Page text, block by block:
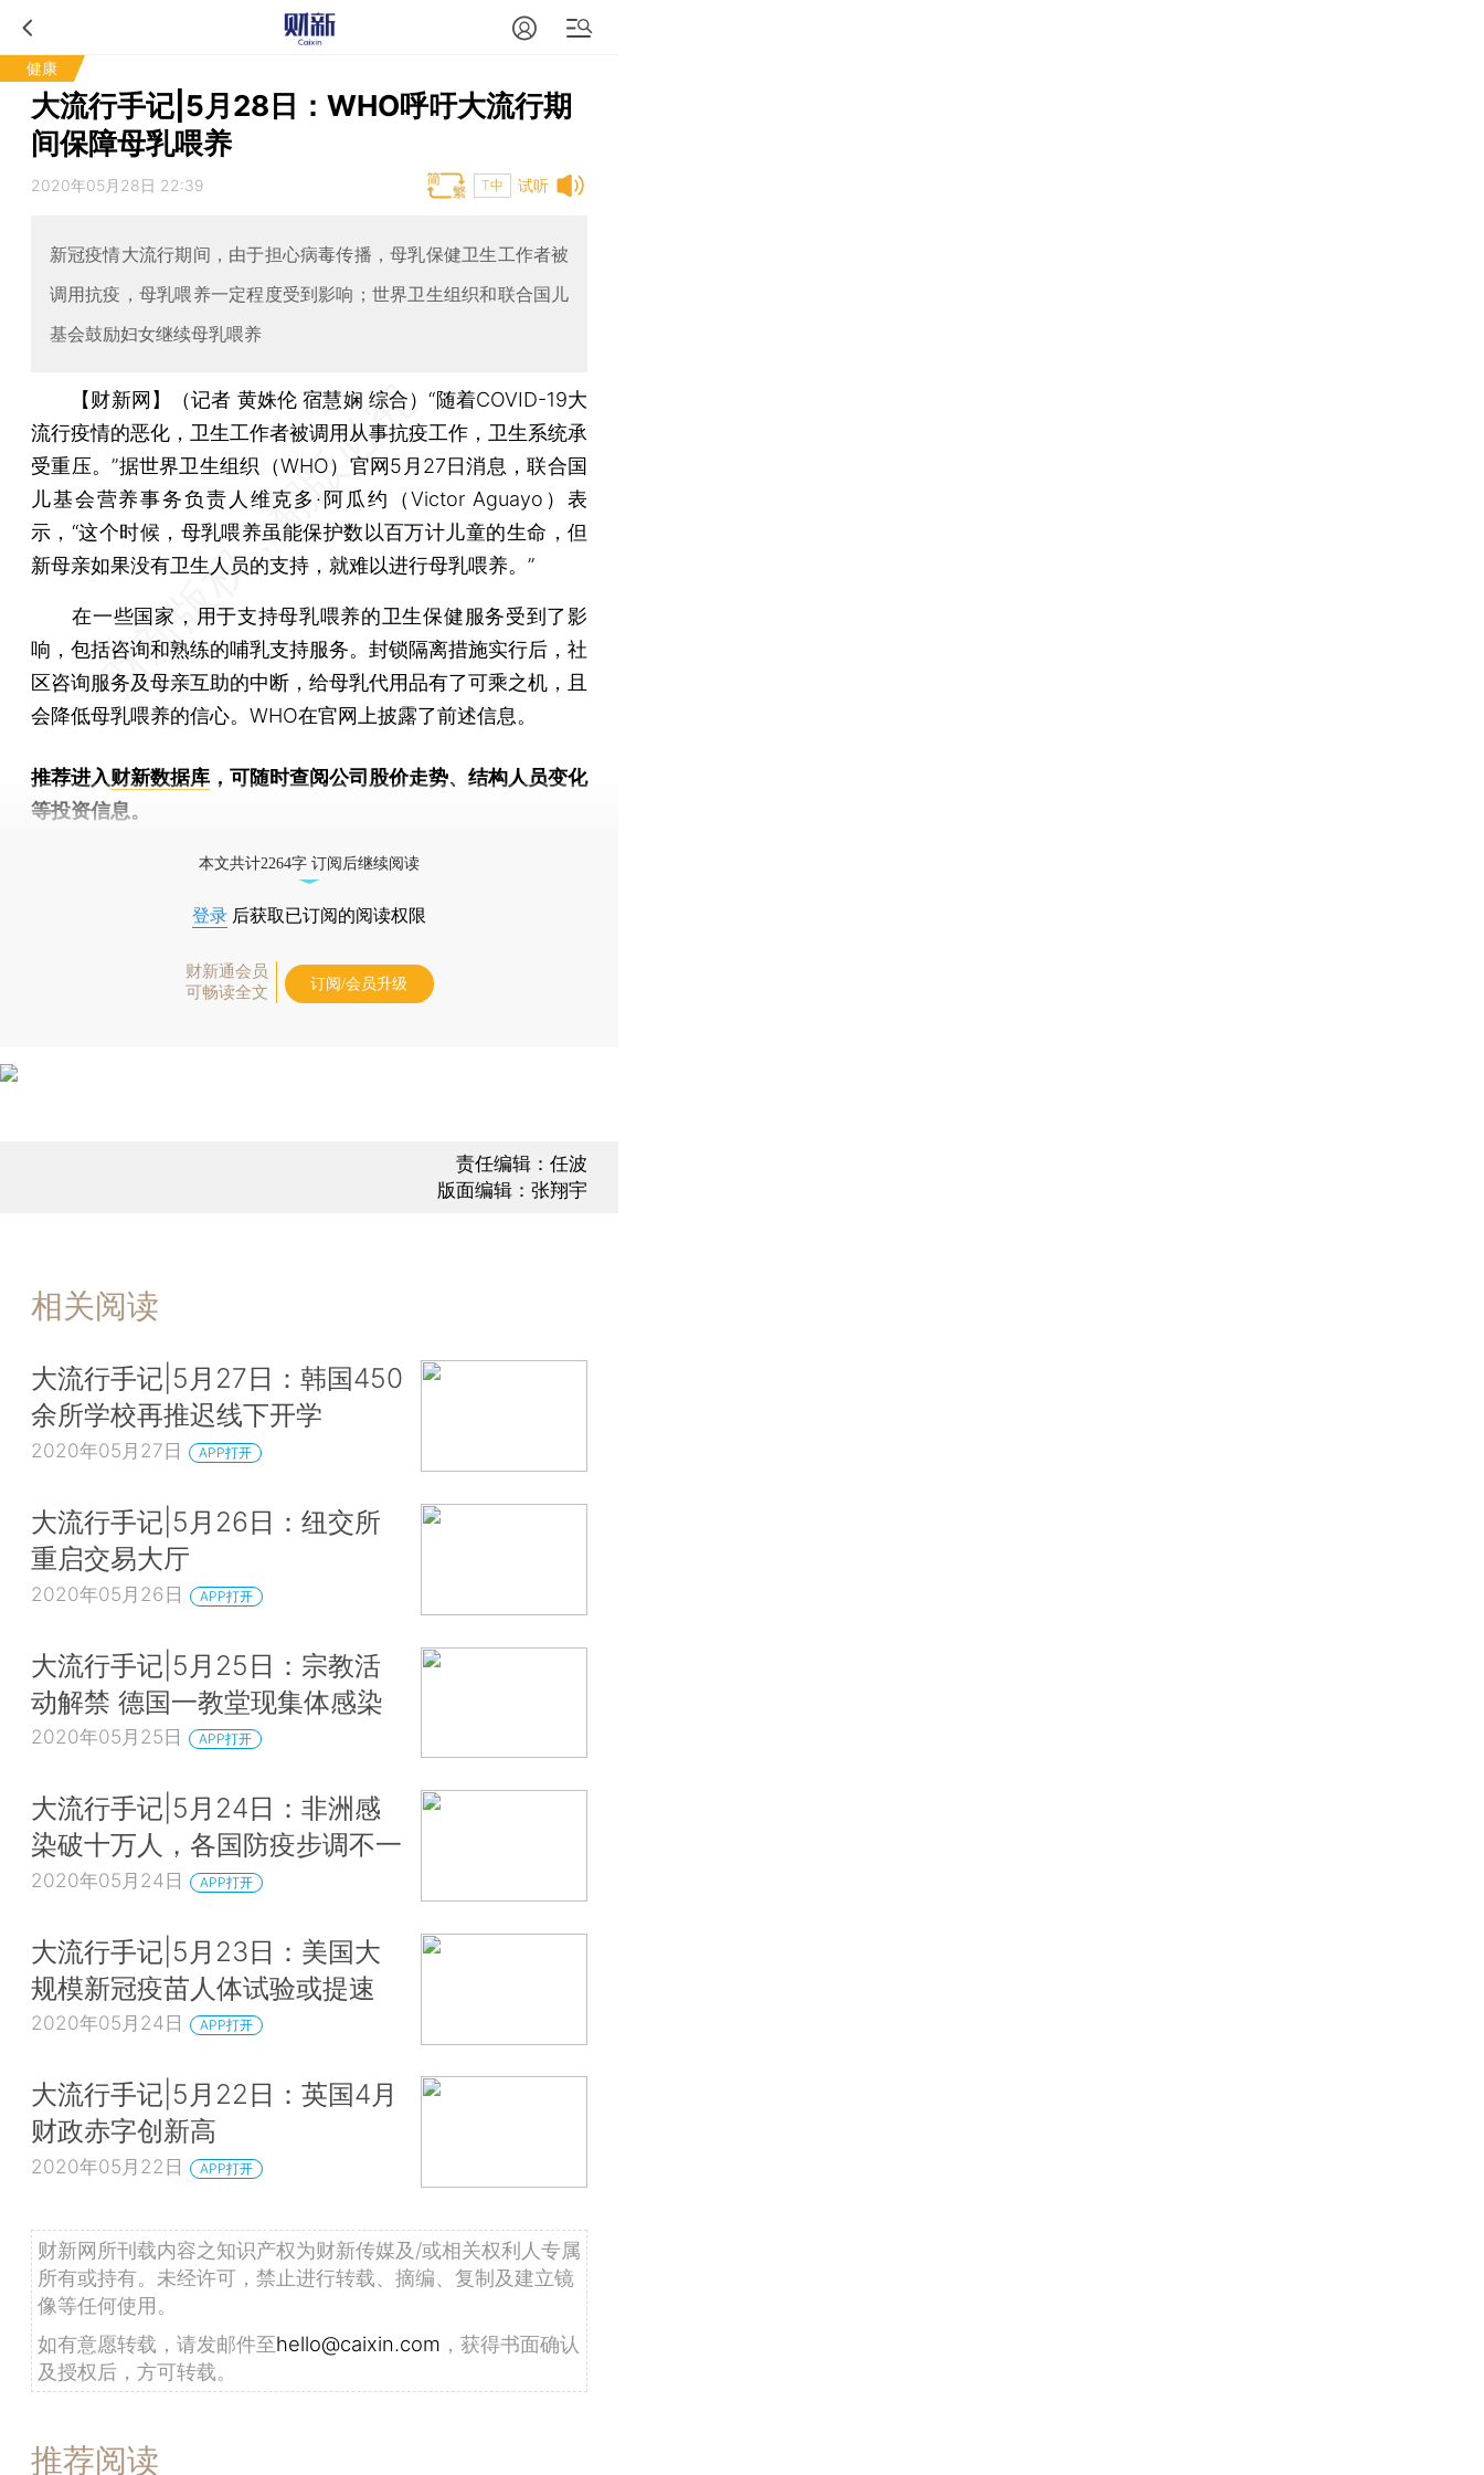
健康
大流行手记|5月28日：WHO呼吁大流行期
间保障母乳喂养
试听
2020年05月28日 22:39 T中
新冠疫情大流行期间，由于担心病毒传播，母乳保健卫生工作者被
调用抗疫，母乳喂养一定程度受到影响；世界卫生组织和联合国儿
基会鼓励妇女继续母乳喂养
【财新网】（记者 黄姝伦 宿慧娴 综合）“随着COVID-19大
流行疫情的恶化，卫生工作者被调用从事抗疫工作，卫生系统承
受重压。”据世界卫生组织（WHO）官网5月27日消息，联合国
儿基会营养事务负责人维克多·阿瓜约（Victor Aguayo）表
示，“这个时候，母乳喂养虽能保护数以百万计儿童的生命，但
新母亲如果没有卫生人员的支持，就难以进行母乳喂养。”
在一些国家，用于支持母乳喂养的卫生保健服务受到了影
响，包括咨询和熟练的哺乳支持服务。封锁隔离措施实行后，社
区咨询服务及母亲互助的中断，给母乳代用品有了可乘之机，且
会降低母乳喂养的信心。WHO在官网上披露了前述信息。
推荐进入财新数据库 ，可随时查阅公司股价走势、结构人员变化
等投资信息。
本文共计2264字 订阅后继续阅读
登录 后获取已订阅的阅读权限
财新通会员
可畅读全文
订阅/会员升级
责任编辑：任波
版面编辑：张翔宇
相关阅读
大流行手记|5月27日：韩国450
余所学校再推迟线下开学
2020年05月27日 APP打开
大流行手记|5月26日：纽交所
重启交易大厅
2020年05月26日 APP打开
大流行手记|5月25日：宗教活
动解禁 德国一教堂现集体感染
2020年05月25日 APP打开
大流行手记|5月24日：非洲感
染破十万人，各国防疫步调不一
2020年05月24日 APP打开
大流行手记|5月23日：美国大
规模新冠疫苗人体试验或提速
2020年05月24日 APP打开
大流行手记|5月22日：英国4月
财政赤字创新高
2020年05月22日 APP打开
财新网所刊载内容之知识产权为财新传媒及/或相关权利人专属
所有或持有。未经许可，禁止进行转载、摘编、复制及建立镜
像等任何使用。
如有意愿转载，请发邮件至hello@caixin.com ，获得书面确认
及授权后，方可转载。
推荐阅读